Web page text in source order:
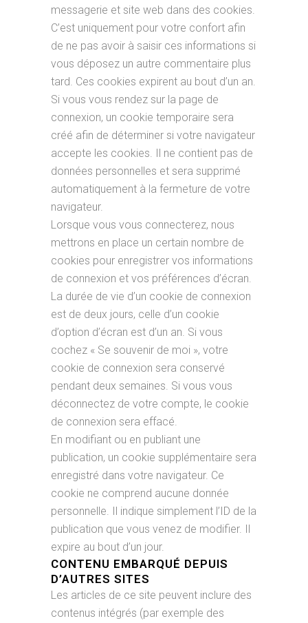
messagerie et site web dans des cookies.
C’est uniquement pour votre confort afin
de ne pas avoir à saisir ces informations si
vous déposez un autre commentaire plus
tard. Ces cookies expirent au bout d’un an.
Si vous vous rendez sur la page de
connexion, un cookie temporaire sera
créé afin de déterminer si votre navigateur
accepte les cookies. Il ne contient pas de
données personnelles et sera supprimé
automatiquement à la fermeture de votre
navigateur.
Lorsque vous vous connecterez, nous
mettrons en place un certain nombre de
cookies pour enregistrer vos informations
de connexion et vos préférences d’écran.
La durée de vie d’un cookie de connexion
est de deux jours, celle d’un cookie
d’option d’écran est d’un an. Si vous
cochez « Se souvenir de moi », votre
cookie de connexion sera conservé
pendant deux semaines. Si vous vous
déconnectez de votre compte, le cookie
de connexion sera effacé.
En modifiant ou en publiant une
publication, un cookie supplémentaire sera
enregistré dans votre navigateur. Ce
cookie ne comprend aucune donnée
personnelle. Il indique simplement l’ID de la
publication que vous venez de modifier. Il
expire au bout d’un jour.
CONTENU EMBARQUÉ DEPUIS
D’AUTRES SITES
Les articles de ce site peuvent inclure des
contenus intégrés (par exemple des